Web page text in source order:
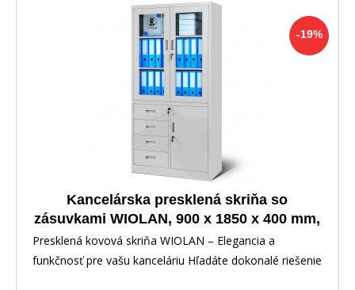
-19%
Kancelárska presklená skriňa so
zásuvkami WIOLAN, 900 x 1850 x 400 mm,
sivá
Presklená kovová skriňa WIOLAN – Elegancia a
funkčnosť pre vašu kanceláriu Hľadáte dokonalé riešenie